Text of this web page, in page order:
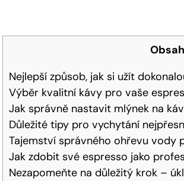
Obsah
Nejlepší způsob, jak si užít
Výběr kvalitní kávy pro vaše
Jak správně nastavit mlýnek na
Důležité tipy pro vychytání
Tajemství správného ohřevu vody
Jak zdobit své espresso jako
Nezapomeňte na důležitý krok –